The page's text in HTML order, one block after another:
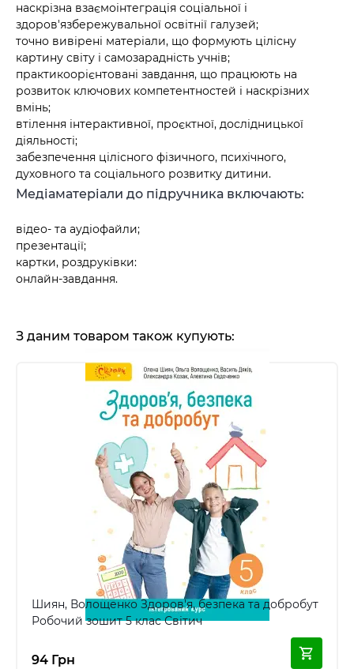
наскрізна взаємоінтеграція соціальної і
здоров'язбережувальної освітнії галузей;
точно вивірені матеріали, що формують цілісну
картину світу і самозарадність учнів;
практикоорієнтовані завдання, що працюють на
розвиток ключових компетентностей і наскрізних
вмінь;
втілення інтерактивної, проєктної, дослідницької
діяльності;
забезпечення цілісного фізичного, психічного,
духовного та соціального розвитку дитини.
Медіаматеріали до підручника включають:
відео- та аудіофайли;
презентації;
картки, роздруківки:
онлайн-завдання.
З даним товаром також купують:
Шиян, Волощенко Здоров'я, безпека та добробут
Робочий зошит 5 клас Світич
94 Грн